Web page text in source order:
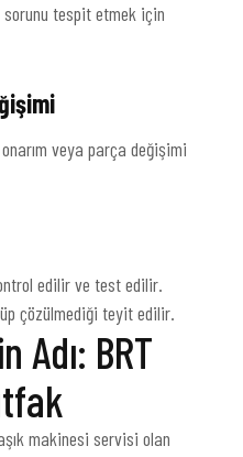
sorunu tespit etmek için
veya parça değişimi
edilir ve test edilir.
çözülmediği teyit edilir.
Adı: BRT
makinesi servisi olan